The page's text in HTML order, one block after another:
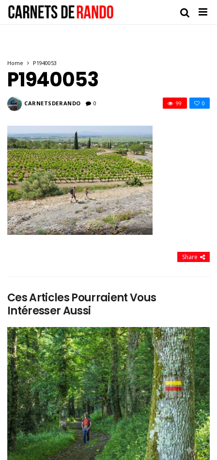
Home P1940053
P1940053
CARNETSDERANDO 0 0
99
Share
Ces Articles Pourraient Vous
Intéresser Aussi